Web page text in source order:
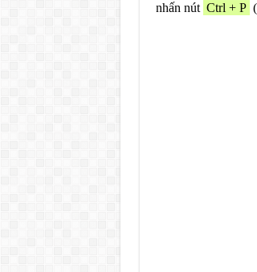
nhấn nút Ctrl + P